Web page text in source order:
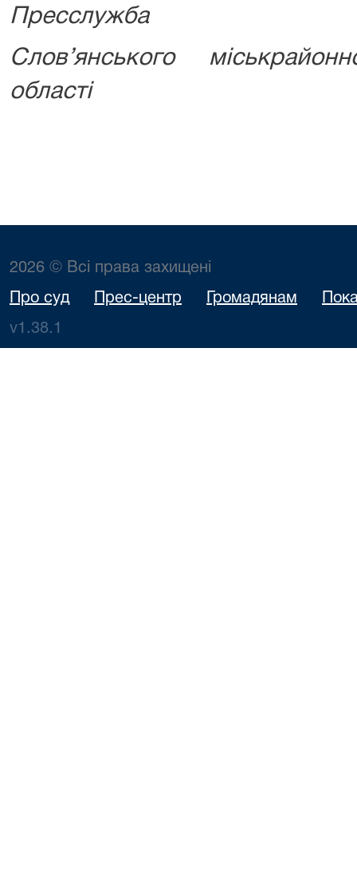
Пресслужба
Слов’янського
області
2026 © Всі права захищені
Про суд Прес-центр Громадянам
v1.38.1